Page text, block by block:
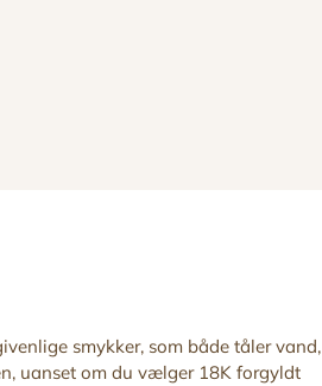
smykker, som både tåler vand,
uanset om du vælger 18K forgyldt